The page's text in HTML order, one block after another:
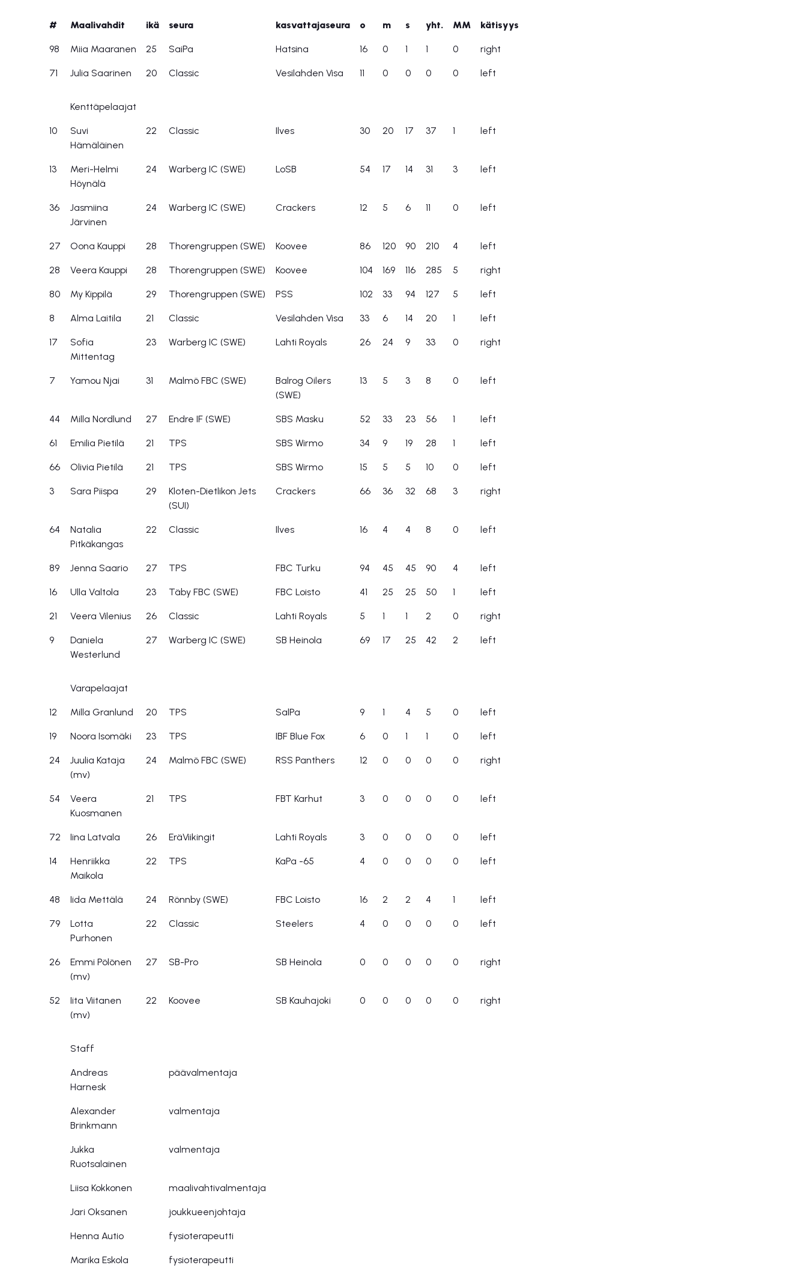
# Maalivahdit ikä seura kasvattajaseura o m s yht. MM kätisyys
98 Miia Maaranen 25 SaiPa Hatsina 16 0 1 1 0 right
71 Julia Saarinen 20 Classic Vesilahden Visa 11 0 0 0 0 left
Kenttäpelaajat
10
Suvi
Hämäläinen
22 Classic Ilves 30 20 17 37 1 left
13
Meri-Helmi
Höynälä
24 Warberg IC (SWE) LoSB 54 17 14 31 3 left
36
Jasmiina
Järvinen
24 Warberg IC (SWE) Crackers 12 5 6 11 0 left
27 Oona Kauppi 28 Thorengruppen (SWE) Koovee 86 120 90 210 4 left
28 Veera Kauppi 28 Thorengruppen (SWE) Koovee 104 169 116 285 5 right
80 My Kippilä 29 Thorengruppen (SWE) PSS 102 33 94 127 5 left
8 Alma Laitila 21 Classic Vesilahden Visa 33 6 14 20 1 left
17
Sofia
Mittentag
23 Warberg IC (SWE) Lahti Royals 26 24 9 33 0 right
7 Yamou Njai 31 Malmö FBC (SWE)
Balrog Oilers
(SWE)
13 5 3 8 0 left
44 Milla Nordlund 27 Endre IF (SWE) SBS Masku 52 33 23 56 1 left
61 Emilia Pietilä 21 TPS SBS Wirmo 34 9 19 28 1 left
66 Olivia Pietilä 21 TPS SBS Wirmo 15 5 5 10 0 left
3 Sara Piispa 29
Kloten-Dietlikon Jets
(SUI)
Crackers 66 36 32 68 3 right
64
Natalia
Pitkäkangas
22 Classic Ilves 16 4 4 8 0 left
89 Jenna Saario 27 TPS FBC Turku 94 45 45 90 4 left
16 Ulla Valtola 23 Täby FBC (SWE) FBC Loisto 41 25 25 50 1 left
21 Veera Vilenius 26 Classic Lahti Royals 5 1 1 2 0 right
9
Daniela
Westerlund
27 Warberg IC (SWE) SB Heinola 69 17 25 42 2 left
Varapelaajat
12 Milla Granlund 20 TPS SalPa 9 1 4 5 0 left
19 Noora Isomäki 23 TPS IBF Blue Fox 6 0 1 1 0 left
24
Juulia Kataja
(mv)
24 Malmö FBC (SWE) RSS Panthers 12 0 0 0 0 right
54
Veera
Kuosmanen
21 TPS FBT Karhut 3 0 0 0 0 left
72 Iina Latvala 26 EräViikingit Lahti Royals 3 0 0 0 0 left
14
Henriikka
Maikola
22 TPS KaPa -65 4 0 0 0 0 left
48 Iida Mettälä 24 Rönnby (SWE) FBC Loisto 16 2 2 4 1 left
79
Lotta
Purhonen
22 Classic Steelers 4 0 0 0 0 left
26
Emmi Pölönen
(mv)
27 SB-Pro SB Heinola 0 0 0 0 0 right
52
Iita Viitanen
(mv)
22 Koovee SB Kauhajoki 0 0 0 0 0 right
Staff
Andreas
Harnesk
päävalmentaja
Alexander
Brinkmann
valmentaja
Jukka
Ruotsalainen
valmentaja
Liisa Kokkonen maalivahtivalmentaja
Jari Oksanen joukkueenjohtaja
Henna Autio fysioterapeutti
Marika Eskola fysioterapeutti